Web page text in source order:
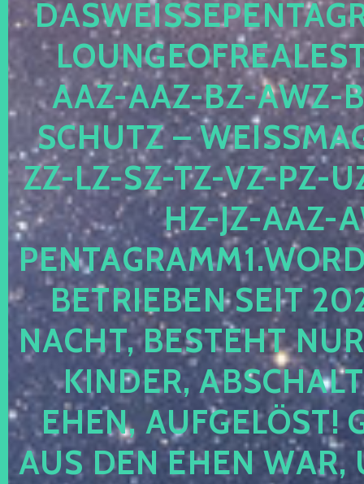
AZ-AAZ-BZ-AWZ-
CHUTZ –
-LZ-SZ-TZ-VZ-PZ-UZ-
-JZ-AAZ-
TRIEBEN SEIT 2024
CHT, BESTEHT NUR
NDER,
EN, AUFGELÖST!
S DEN EHEN WAR,